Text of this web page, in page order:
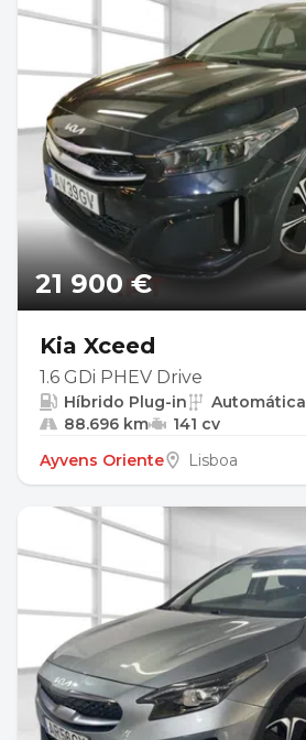
21 900 €
Kia Xceed
1.6 GDi PHEV Drive
Híbrido Plug-in Automática
88.696 km
141 cv
Ayvens Oriente
Lisboa